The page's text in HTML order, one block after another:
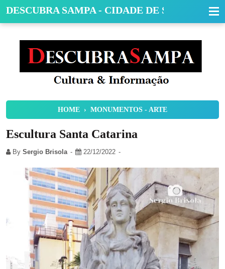
DESCUBRA SAMPA - CIDADE DE SÃO PAULO
HOME › MONUMENTOS - ARTE
Escultura Santa Catarina
By Sergio Brisola 22/12/2022